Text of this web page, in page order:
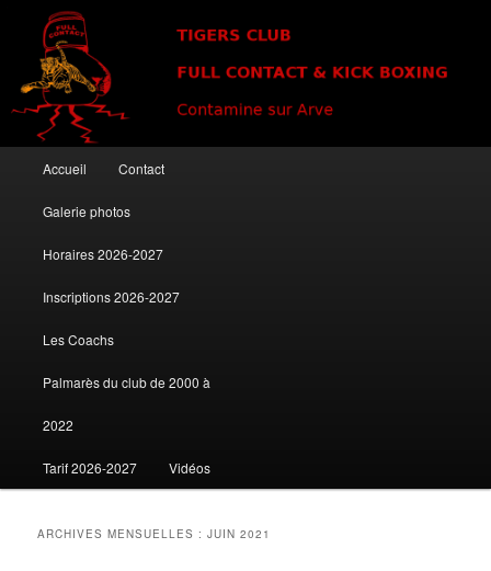
Tigers Club
Club de kick boxing à Contamine sur Arve
Aller au contenu principal
Aller au contenu secondaire
Accueil Contact
Galerie photos
Horaires 2026-2027
Inscriptions 2026-2027
Les Coachs
Palmarès du club de 2000 à
2022
Tarif 2026-2027 Vidéos
ARCHIVES MENSUELLES :JUIN 2021